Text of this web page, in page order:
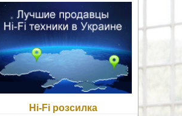
Hi-Fi розсилка